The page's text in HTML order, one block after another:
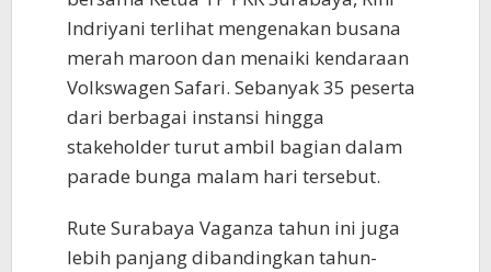
Indriyani terlihat mengenakan busana
merah maroon dan menaiki kendaraan
Volkswagen Safari. Sebanyak 35 peserta
dari berbagai instansi hingga
stakeholder turut ambil bagian dalam
parade bunga malam hari tersebut.
Rute Surabaya Vaganza tahun ini juga
lebih panjang dibandingkan tahun-